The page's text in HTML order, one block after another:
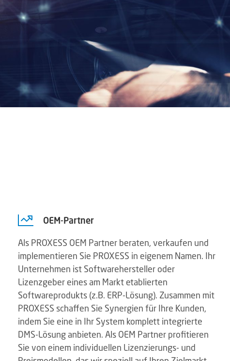
OEM-Partner
Als PROXESS OEM Partner beraten, verkaufen und
implementieren Sie PROXESS in eigenem Namen. Ihr
Unternehmen ist Softwarehersteller oder
Lizenzgeber eines am Markt etablierten
Softwareprodukts (z.B. ERP-Lösung). Zusammen mit
PROXESS schaffen Sie Synergien für Ihre Kunden,
indem Sie eine in Ihr System komplett integrierte
DMS-Lösung anbieten. Als OEM Partner profitieren
Sie von einem individuellen Lizenzierungs- und